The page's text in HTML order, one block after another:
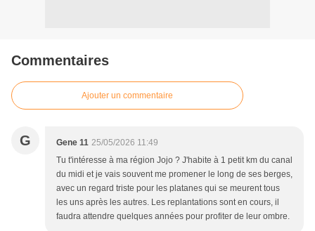
Commentaires
Ajouter un commentaire
G Gene 11 25/05/2026 11:49
Tu t'intéresse à ma région Jojo ? J'habite à 1 petit km du canal
du midi et je vais souvent me promener le long de ses berges,
avec un regard triste pour les platanes qui se meurent tous
les uns après les autres. Les replantations sont en cours, il
faudra attendre quelques années pour profiter de leur ombre.